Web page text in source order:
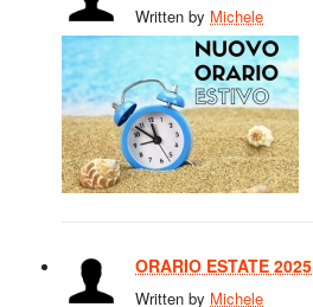
Written by Michele
ORARIO ESTATE 2025
Written by Michele